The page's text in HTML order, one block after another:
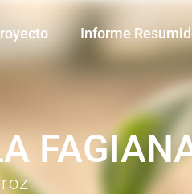
Informe